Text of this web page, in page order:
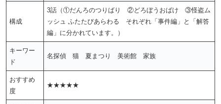
構成
3話（①だんろのつりばり ②どろぼうおばけ ③怪盗ム
ッシュ ふたたびあらわる それぞれ「事件編」と「解答
編」に分かれています。）
キーワー
ド
名探偵 猫 夏まつり 美術館 家族
おすすめ
度
★★★★★